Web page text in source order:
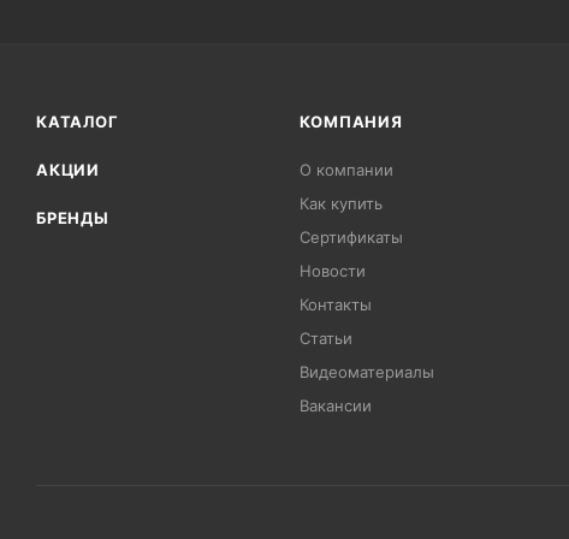
КАТАЛОГ
АКЦИИ
БРЕНДЫ
КОМПАНИЯ
О компании
Как купить
Сертификаты
Новости
Контакты
Статьи
Видеоматериалы
Вакансии